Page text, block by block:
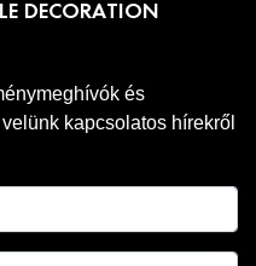
DECORATION
és
kapcsolatos hírekről